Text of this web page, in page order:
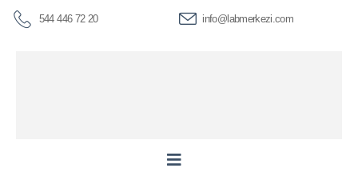
544 446 72 20 info@labmerkezi.com